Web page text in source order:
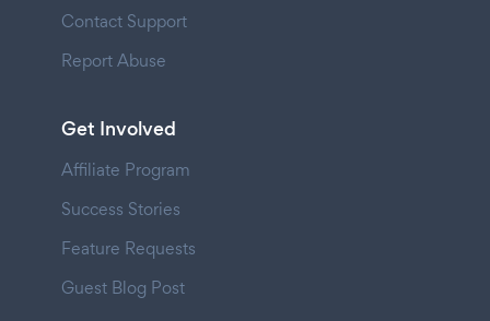
Contact Support
Report Abuse
Get Involved
Affiliate Program
Success Stories
Feature Requests
Guest Blog Post